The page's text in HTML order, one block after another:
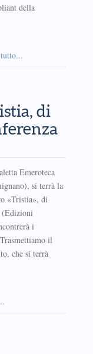
della
di
Emeroteca
si terrà la
«Tristia», di
(Edizioni
i
il
che si terrà